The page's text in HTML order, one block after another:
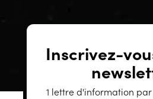
Inscrivez-
1 lettre d'information